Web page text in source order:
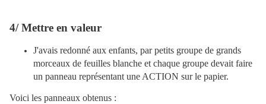
4/ Mettre en valeur
J'avais redonné aux enfants, par petits groupe de grands
morceaux de feuilles blanche et chaque groupe devait faire
un panneau représentant une ACTION sur le papier.
Voici les panneaux obtenus :